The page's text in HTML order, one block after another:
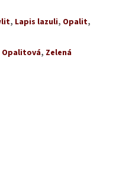
, Lapis lazuli, Opalit,
Opalitová, Zelená